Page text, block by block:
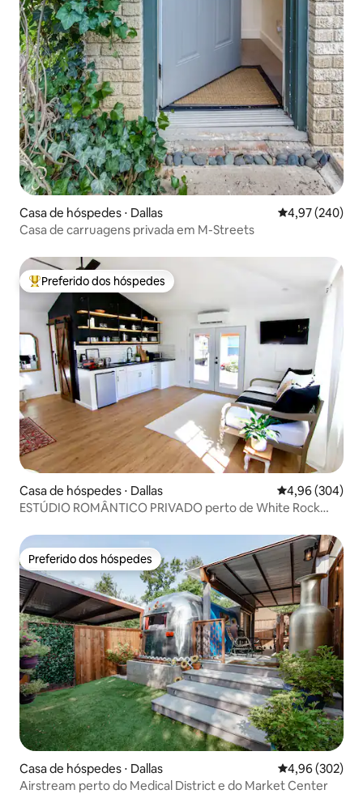
Casa de hóspedes ⋅ Dallas 4,97 de uma
4,97 (240)
Casa de carruagens privada em M-Streets
Entre os melhores preferidos dos hóspedes
Preferido dos hóspedes
Casa de hóspedes ⋅ Dallas 4,96 de uma
4,96 (304)
ESTÚDIO ROMÂNTICO PRIVADO perto de White Rock
Preferido dos hóspedes
Preferido dos hóspedes
Casa de hóspedes ⋅ Dallas 4,96 de uma
4,96 (302)
Airstream perto do Medical District e do Market Center